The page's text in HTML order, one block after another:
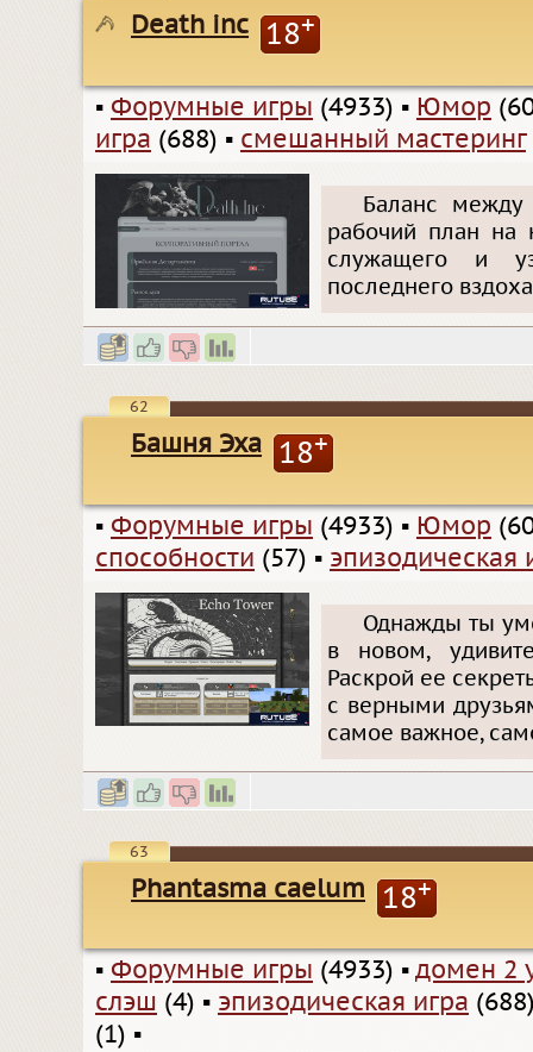
Death inc 18+
▪ Форумные игры (4933) ▪ Юмор
игра (688) ▪ смешанный мастеринг
Баланс
рабочий план на
служащего и
последнего
62
Башня Эха 18+
▪ Форумные игры (4933) ▪ Юмор
способности (57) ▪ эпизодическая
Однажды ты
в новом,
Раскрой ее
с верными
самое важное,
63
Phantasma caelum 18+
▪ Форумные игры (4933) ▪ домен 2
слэш (4) ▪ эпизодическая игра
(1) ▪